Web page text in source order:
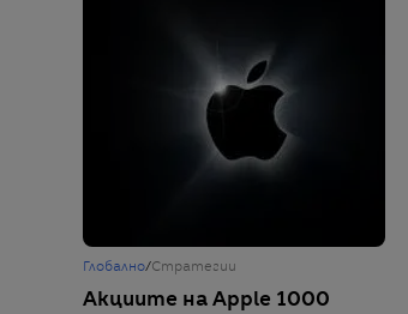
Глобално/Стратегии
Акциите на Apple 1000